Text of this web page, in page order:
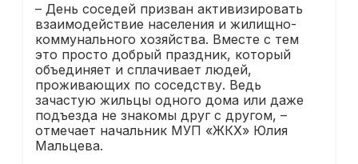
– День соседей призван активизировать
взаимодействие населения и жилищно-
коммунального хозяйства. Вместе с тем
это просто добрый праздник, который
объединяет и сплачивает людей,
проживающих по соседству. Ведь
зачастую жильцы одного дома или даже
подъезда не знакомы друг с другом, –
отмечает начальник МУП «ЖКХ» Юлия
Мальцева.